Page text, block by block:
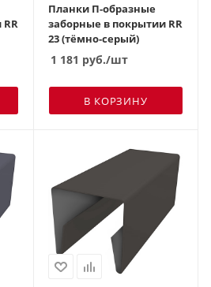
Планки П-образные
заборные в покрытии RR
23 (тёмно-серый)
1 181 руб./шт
В КОРЗИНУ